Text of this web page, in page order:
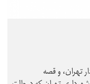
تهران، و قصه